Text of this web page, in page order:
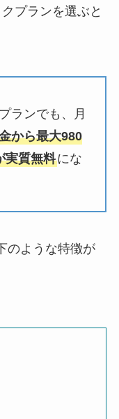
プランを選ぶと
ランでも、月
から最大980
実質無料にな
のような特徴が